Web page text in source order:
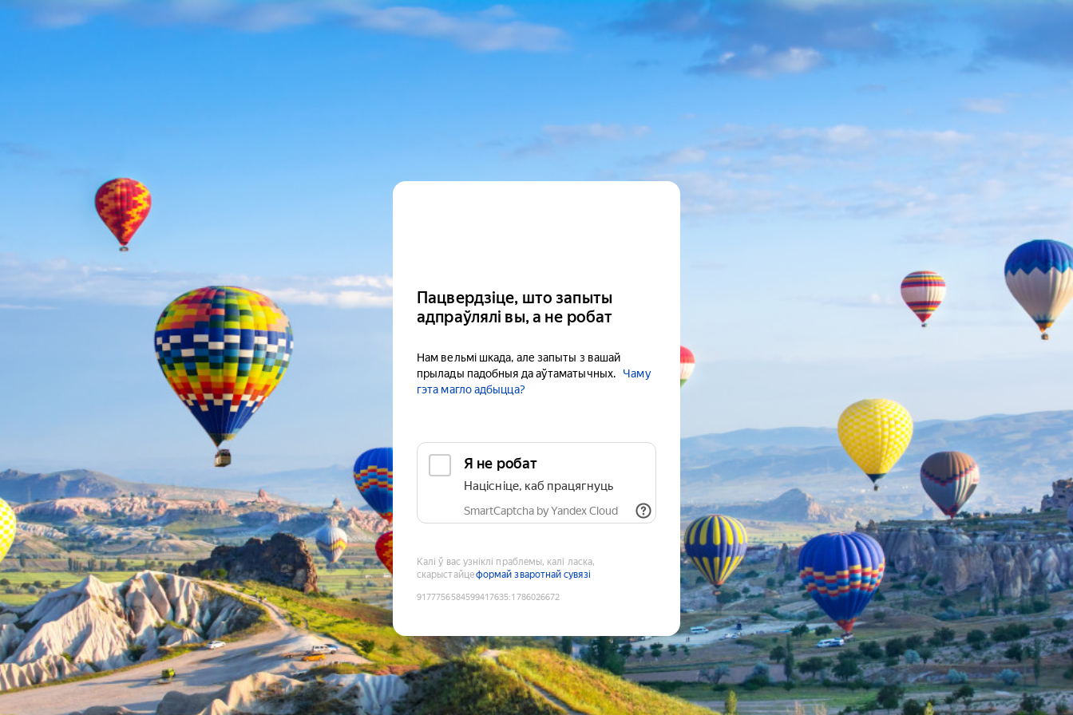
Пацвердзіце, што запыты
адпраўлялі вы, а не робат
Нам вельмі шкада, але запыты з вашай
прылады падобныя да аўтаматычных.
Чаму
гэта магло адбыцца?
Я не робат
Націсніце, каб працягнуць
SmartCaptcha by Yandex Cloud
Калі ў вас узніклі праблемы, калі ласка,
скарыстайцеформай зваротнай сувязі
9177756584599417635:1786026672